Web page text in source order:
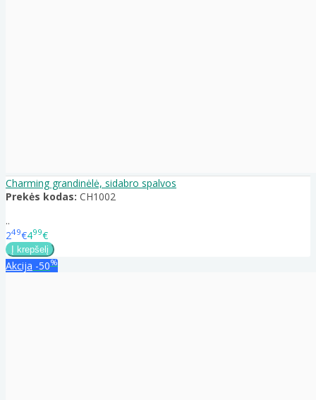
Charming grandinėlė, sidabro spalvos
Prekės kodas: CH1002
..
249€499€
Akcija -50%